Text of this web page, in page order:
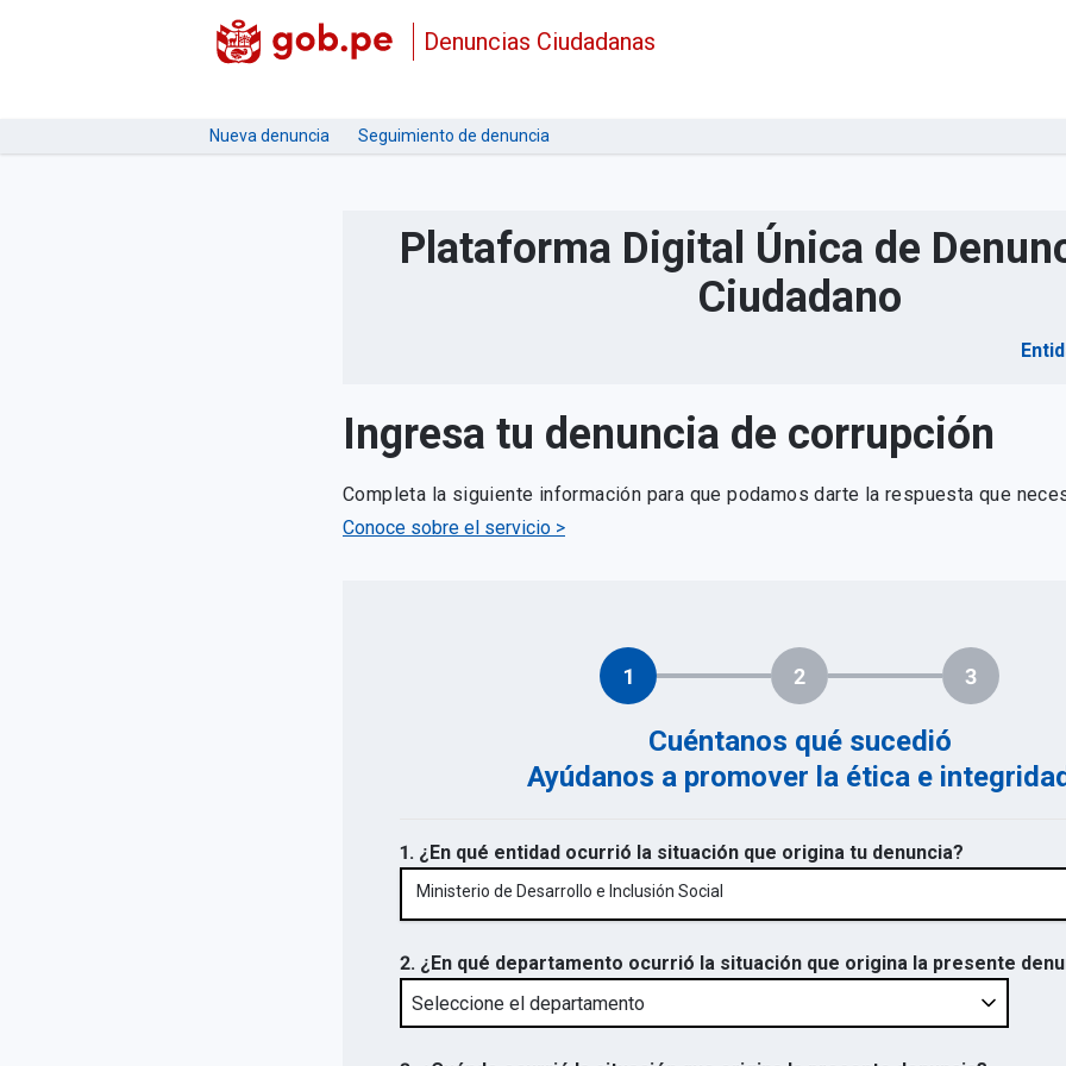
Denuncias Ciudadanas
Nueva denuncia Seguimiento de denuncia
Plataforma Digital Única de
Ciudadano
Ingresa tu denuncia de corrupción
Completa la siguiente información para que podamos darte la respuesta que
Conoce sobre el servicio >
1 2 3
Cuéntanos qué sucedió
Ayúdanos a promover la ética e integridad
1. ¿En qué entidad ocurrió la situación que origina tu denuncia?
Ministerio de Desarrollo e Inclusión Social
2. ¿En qué departamento ocurrió la situación que origina la presente